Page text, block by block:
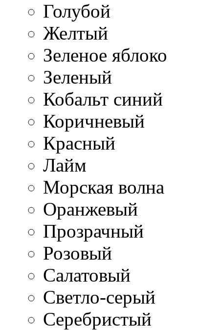
Голубой
Желтый
Зеленое яблоко
Зеленый
Кобальт синий
Коричневый
Красный
Лайм
Морская волна
Оранжевый
Прозрачный
Розовый
Салатовый
Светло-серый
Серебристый